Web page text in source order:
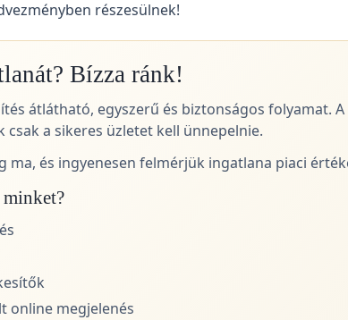
részesülnek!
Bízza ránk!
átlátható, egyszerű és biztonságos folyamat.
csak a sikeres üzletet kell ünnepelnie.
ma, és ingyenesen felmérjük ingatlana piaci
online megjelenés